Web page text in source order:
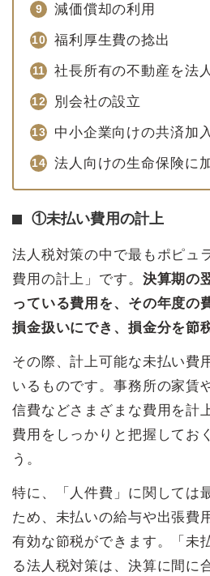
減価償却の利用
福利厚生費の捻出
社長所有の不動産を法
別会社の設立
中小企業向けの共済加入
法人向けの生命保険に
①未払い費用の計上
法人税対策の中で最もポピュ
費用の計上」です。 決算期の
っている費用を、その年度の
損金扱いにでき、損金分を節
その際、計上可能な未払い費
いるものです。事務所の家賃
信費などさまざまな費用を計
費用をしっかりと把握してお
う。
特に、「人件費」に関しては
ため、未払いの給与や出張費
有効な節税ができます。「未
る法人税対策は、決算に間に